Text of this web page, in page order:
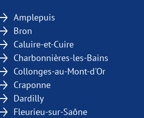
Amplepuis
Bron
Caluire-et-Cuire
Charbonnières-les-Bains
Collonges-au-Mont-d'Or
Craponne
Dardilly
Fleurieu-sur-Saône